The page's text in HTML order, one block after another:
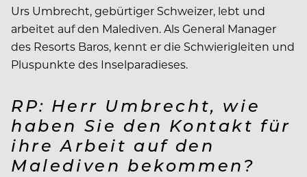
Urs Umbrecht, gebürtiger Schweizer, lebt und
arbeitet auf den Malediven. Als General Manager
des Resorts Baros, kennt er die Schwierigleiten und
Pluspunkte des Inselparadieses.
RP: Herr Umbrecht, wie
haben Sie den Kontakt für
ihre Arbeit auf den
Malediven bekommen?